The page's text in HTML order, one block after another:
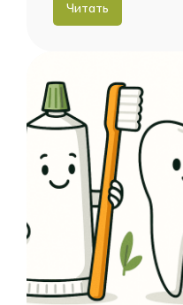
Читать